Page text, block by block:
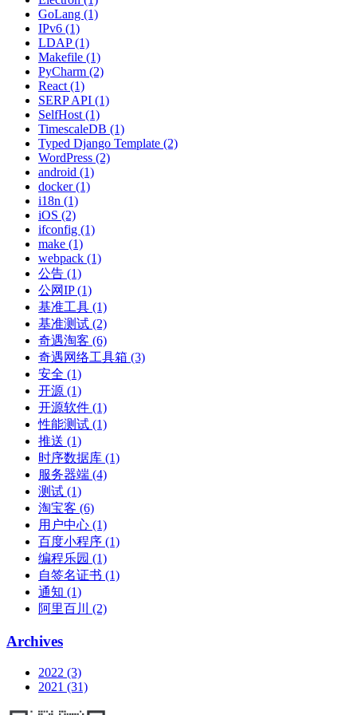
GoLang (1)
IPv6 (1)
LDAP (1)
Makefile (1)
PyCharm (2)
React (1)
SERP API (1)
SelfHost (1)
TimescaleDB (1)
Typed Django Template (2)
WordPress (2)
android (1)
docker (1)
i18n (1)
iOS (2)
ifconfig (1)
make (1)
webpack (1)
公告 (1)
公网IP (1)
基准工具 (1)
基准测试 (2)
奇遇淘客 (6)
奇遇网络工具箱 (3)
安全 (1)
开源 (1)
开源软件 (1)
性能测试 (1)
推送 (1)
时序数据库 (1)
服务器端 (4)
测试 (1)
淘宝客 (6)
用户中心 (1)
百度小程序 (1)
编程乐园 (1)
自签名证书 (1)
通知 (1)
阿里百川 (2)
Archives
2022 (3)
2021 (31)